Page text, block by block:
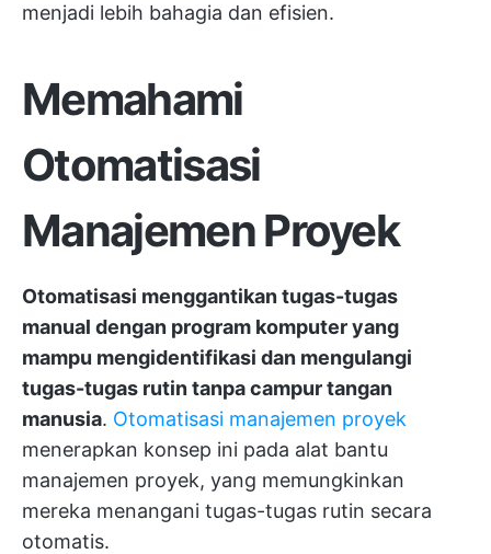
menjadi lebih bahagia dan efisien.
Memahami
Otomatisasi
Manajemen Proyek
Otomatisasi menggantikan tugas-tugas
manual dengan program komputer yang
mampu mengidentifikasi dan mengulangi
tugas-tugas rutin tanpa campur tangan
manusia. Otomatisasi manajemen proyek
menerapkan konsep ini pada alat bantu
manajemen proyek, yang memungkinkan
mereka menangani tugas-tugas rutin secara
otomatis.